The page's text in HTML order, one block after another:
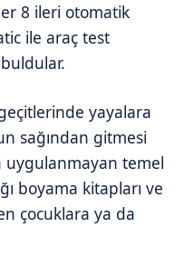
8 ileri otomatik
ile araç test
yayalara
sağından gitmesi
uygulanmayan temel
boyama kitapları ve
çocuklara ya da